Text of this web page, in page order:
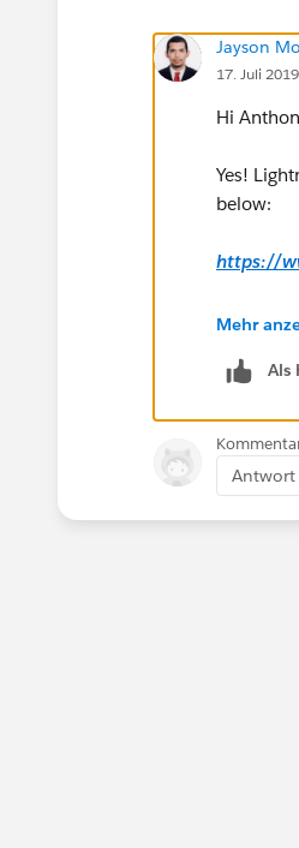
Jayson
17. Juli
Hi
Yes!
below:
https://
Regards,
Jayson
Mehr
Als
Antwort